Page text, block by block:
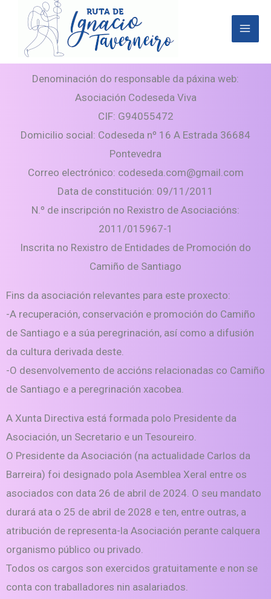
contenido
Denominación do responsable da páxina web:
Asociación Codeseda Viva
CIF: G94055472
Domicilio social: Codeseda nº 16 A Estrada 36684
Pontevedra
Correo electrónico: codeseda.com@gmail.com
Data de constitución: 09/11/2011
N.º de inscripción no Rexistro de Asociacións:
2011/015967-1
Inscrita no Rexistro de Entidades de Promoción do
Camiño de Santiago
Fins da asociación relevantes para este proxecto:
-A recuperación, conservación e promoción do Camiño
de Santiago e a súa peregrinación, así como a difusión
da cultura derivada deste.
-O desenvolvemento de accións relacionadas co Camiño
de Santiago e a peregrinación xacobea.
A Xunta Directiva está formada polo Presidente da
Asociación, un Secretario e un Tesoureiro.
O Presidente da Asociación (na actualidade Carlos da
Barreira) foi designado pola Asemblea Xeral entre os
asociados con data 26 de abril de 2024. O seu mandato
durará ata o 25 de abril de 2028 e ten, entre outras, a
atribución de representa-la Asociación perante calquera
organismo público ou privado.
Todos os cargos son exercidos gratuitamente e non se
conta con traballadores nin asalariados.